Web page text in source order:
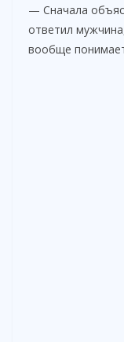
— Сначала
ответил
вообще